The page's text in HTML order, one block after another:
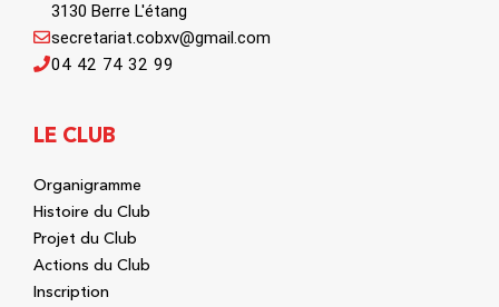
3130 Berre L'étang
04 42 74 32 99
secretariat.cobxv@gmail.com
LE CLUB
Organigramme
Histoire du Club
Projet du Club
Actions du Club
Inscription